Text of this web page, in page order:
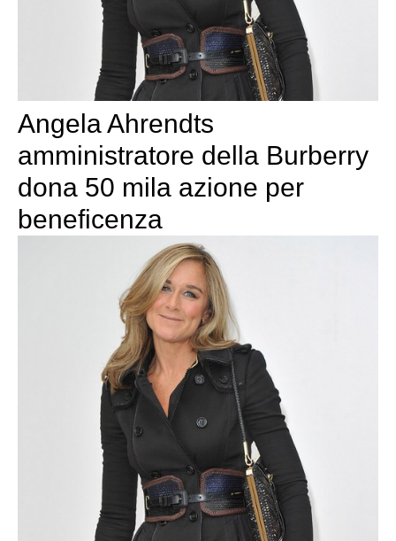
Angela Ahrendts
amministratore della Burberry
dona 50 mila azione per
beneficenza